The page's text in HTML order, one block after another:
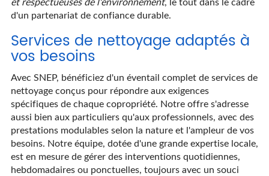
d'un partenariat de confiance durable.
Services de nettoyage adaptés à
vos besoins
Avec SNEP, bénéficiez d'un éventail complet de services de
nettoyage conçus pour répondre aux exigences
spécifiques de chaque copropriété. Notre offre s'adresse
aussi bien aux particuliers qu'aux professionnels, avec des
prestations modulables selon la nature et l'ampleur de vos
besoins. Notre équipe, dotée d'une grande expertise locale,
est en mesure de gérer des interventions quotidiennes,
hebdomadaires ou ponctuelles, toujours avec un souci